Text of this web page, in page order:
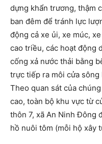
dựng khẩn trương, thậm
ban đêm để tránh lực
động cả xe ủi, xe múc,
cao triều, các hoạt động
cống xả nước thải bằng
trực tiếp ra môi cửa
Theo quan sát của
cao, toàn bộ khu vực từ
thôn 7, xã An Ninh Đông
hồ nuôi tôm (mỗi hộ xây